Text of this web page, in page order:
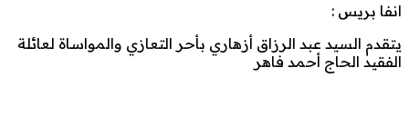
انفا بريس :
يتقدم السيد عبد الرزاق أزهاري بأحر التعازي والمواساة لعائلة
الفقيد الحاج أحمد فاهر